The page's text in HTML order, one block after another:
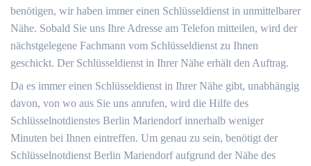
benötigen, wir haben immer einen Schlüsseldienst in unmittelbarer
Nähe. Sobald Sie uns Ihre Adresse am Telefon mitteilen, wird der
nächstgelegene Fachmann vom Schlüsseldienst zu Ihnen
geschickt. Der Schlüsseldienst in Ihrer Nähe erhält den Auftrag.
Da es immer einen Schlüsseldienst in Ihrer Nähe gibt, unabhängig
davon, von wo aus Sie uns anrufen, wird die Hilfe des
Schlüsselnotdienstes Berlin Mariendorf innerhalb weniger
Minuten bei Ihnen eintreffen. Um genau zu sein, benötigt der
Schlüsselnotdienst Berlin Mariendorf aufgrund der Nähe des